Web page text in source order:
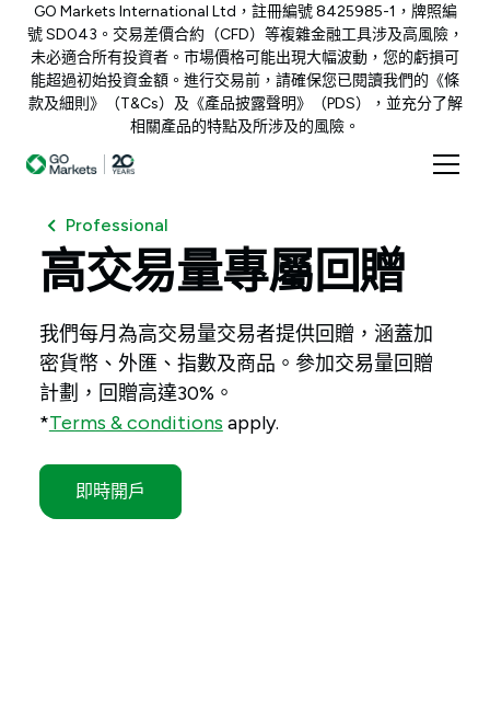
GO Markets International Ltd，註冊編號 8425985-1，牌照編
號 SD043。交易差價合約（CFD）等複雜金融工具涉及高風險，
未必適合所有投資者。市場價格可能出現大幅波動，您的虧損可
能超過初始投資金額。進行交易前，請確保您已閱讀我們的《條
款及細則》（T&Cs）及《產品披露聲明》（PDS），並充分了解
相關產品的特點及所涉及的風險。
Professional
高交易量專屬回贈
我們每月為高交易量交易者提供回贈，涵蓋加
密貨幣、外匯、指數及商品。參加交易量回贈
計劃，回贈高達30%。
*Terms & conditions apply.
即時開戶